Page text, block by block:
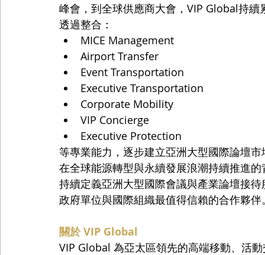
峰會，到全球供應商大會，VIP Global持
透過整合：
MICE Management
Airport Transfer
Event Transportation
Executive Transportation
Corporate Mobility
VIP Concierge
Executive Protection
等專業能力，逐步建立亞洲大型國際論壇
在全球能源轉型與永續發展浪潮持續推進
持續定義亞洲大型國際會議與產業論壇接
政府單位與國際組織最值得信賴的合作夥伴
關於 VIP Global
VIP Global 為亞太區領先的高端移動、活